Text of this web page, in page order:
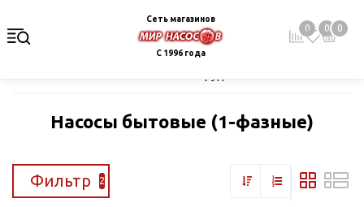
Сеть магазинов
С 1996 года
0 0 0
Насосы бытовые (1-фазные)
Фильтр 2